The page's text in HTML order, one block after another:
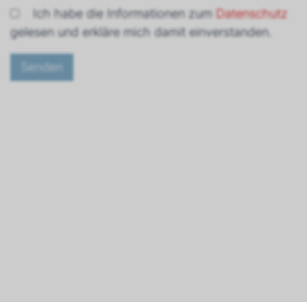
Ich habe die Informationen zum Datenschutz
gelesen und erkläre mich damit einverstanden.